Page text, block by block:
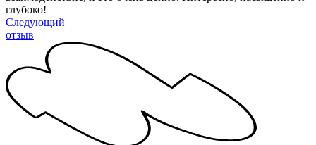
глубоко!
Следующий
отзыв